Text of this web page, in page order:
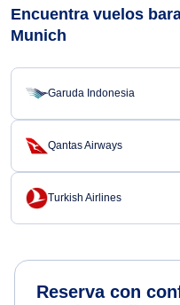
Encuentra vuelos
Munich
Garuda Indonesia
Qantas Airways
Turkish Airlines
Reserva con